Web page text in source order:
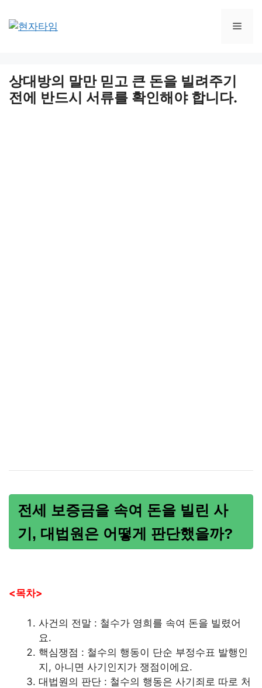
상대방의 말만 믿고 큰 돈을 빌려주기
전에 반드시 서류를 확인해야 합니다.
전세 보증금을 속여 돈을 빌린 사
기, 대법원은 어떻게 판단했을까?
<목차>
사건의 전말 : 철수가 영희를 속여 돈을 빌렸어
요.
핵심쟁점 : 철수의 행동이 단순 부정수표 발행인
지, 아니면 사기인지가 쟁점이에요.
대법원의 판단 : 철수의 행동은 사기죄로 따로 처